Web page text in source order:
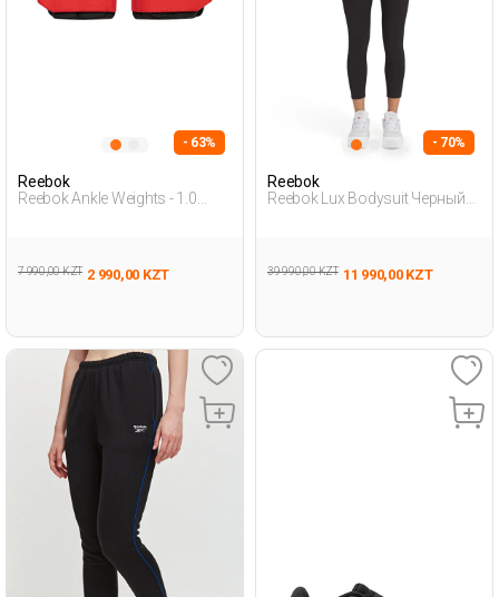
- 63%
Reebok
Reebok Ankle Weights - 1.0
7 990,00 KZT 2 990,00 KZT
- 70%
Reebok
Reebok Lux Bodysuit Черный
39 990,00 KZT 11 990,00 KZT